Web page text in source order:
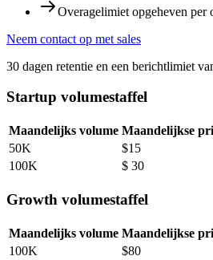
Overagelimiet opgeheven per
Neem contact op met sales
30 dagen retentie en een berichtlimiet
Startup volumestaffel
Maandelijks volume Maandelijkse
50K
$15
100K
$ 30
Growth volumestaffel
Maandelijks volume Maandelijkse
100K
$80